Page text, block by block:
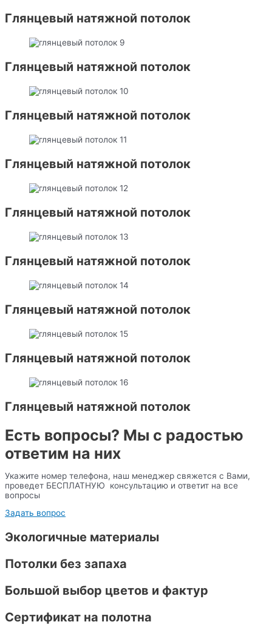
Глянцевый натяжной потолок
Глянцевый натяжной потолок
Глянцевый натяжной потолок
Глянцевый натяжной потолок
Глянцевый натяжной потолок
Глянцевый натяжной потолок
Глянцевый натяжной потолок
Глянцевый натяжной потолок
Глянцевый натяжной потолок
Есть вопросы? Мы с радостью
ответим на них
Укажите номер телефона, наш менеджер свяжется с Вами,
проведет БЕСПЛАТНУЮ консультацию и ответит на все
вопросы
Задать вопрос
Экологичные материалы
Потолки без запаха
Большой выбор цветов и фактур
Сертификат на полотна